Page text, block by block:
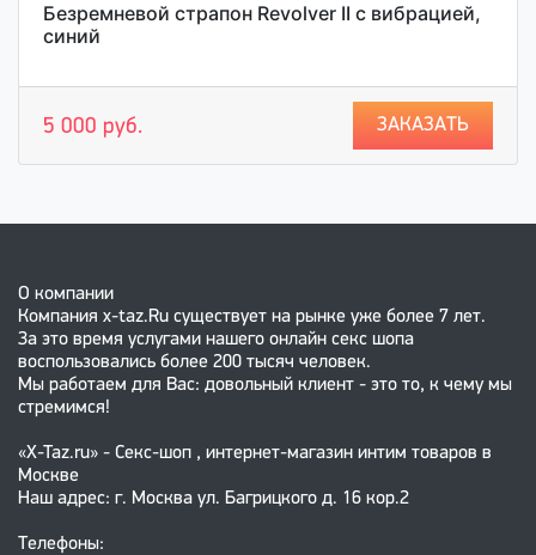
Безремневой страпон Revolver II с вибрацией,
синий
5 000 руб. ЗАКАЗАТЬ
О компании
Компания x-taz.Ru существует на рынке уже более 7 лет.
За это время услугами нашего онлайн секс шопа
воспользовались более 200 тысяч человек.
Мы работаем для Вас: довольный клиент - это то, к чему мы
стремимся!
«X-Taz.ru» - Секс-шоп , интернет-магазин интим товаров в
Москве
Наш адрес: г. Москва ул. Багрицкого д. 16 кор.2
Телефоны: